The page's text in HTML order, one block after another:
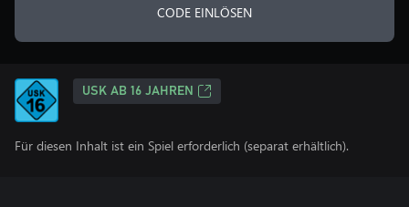
CODE EINLÖSEN
USK AB 16 JAHREN
Für diesen Inhalt ist ein Spiel erforderlich (separat erhältlich).